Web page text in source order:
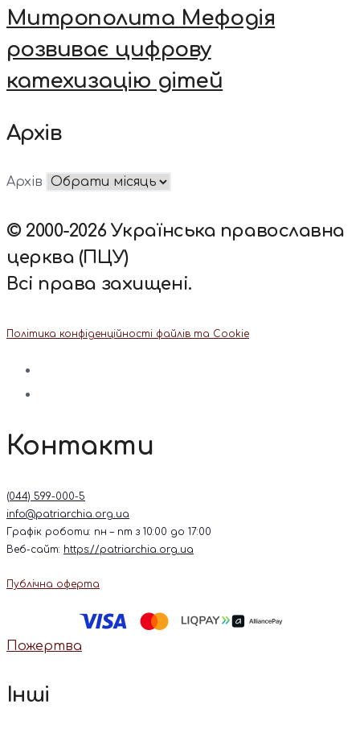
Митрополита Мефодія
розвиває цифрову
катехизацію дітей
Архів
Архів
© 2000-2026 Українська православна
церква (ПЦУ)
Всі права захищені.
Політика конфіденційності файлів та Cookie
Контакти
(044) 599-000-5
info@patriarchia.org.ua
Графік роботи: пн – пт з 10:00 до 17:00
Веб-сайт: https://patriarchia.org.ua
Публічна оферта
Пожертва
Інші